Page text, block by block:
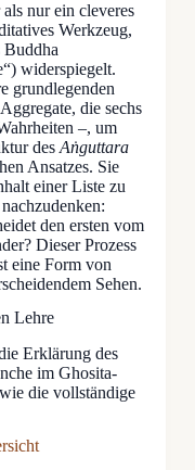
nur ein cleveres
Werkzeug,
Buddha
widerspiegelt.
grundlegenden
die sechs
–, um
desAṅguttara
Ansatzes. Sie
einer Liste zu
den ersten vom
Dieser Prozess
eine Form von
Sehen.
Lehre
Erklärung des
im Ghosita-
die vollständige